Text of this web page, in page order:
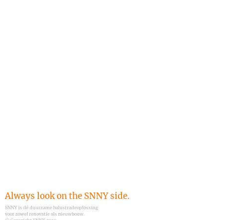
Always look on the SNNY side.
SNNY is dé duurzame balustradeoplossing
voor zowel renovatie als nieuwbouw.